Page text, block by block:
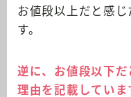
お値段以上だと感
す。
逆に、お値段以下
理由を記載していま